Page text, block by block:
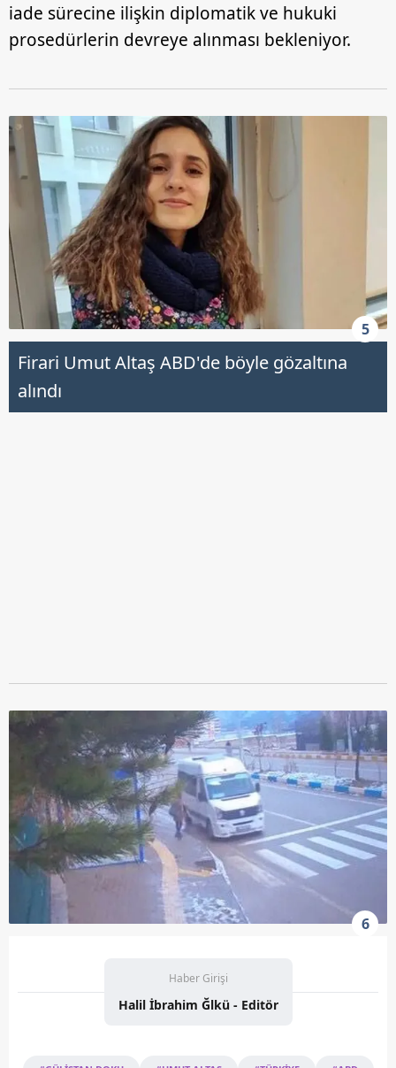
iade sürecine ilişkin diplomatik ve hukuki
prosedürlerin devreye alınması bekleniyor.
5
Firari Umut Altaş ABD'de böyle gözaltına
alındı
6
Haber Girişi
Halil İbrahim Ğlkü - Editör